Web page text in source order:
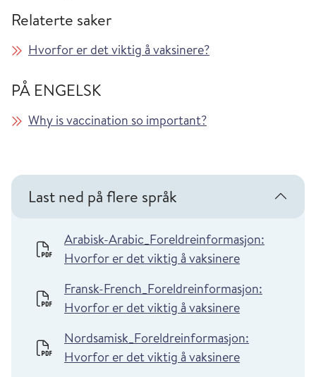
Relaterte saker
Hvorfor er det viktig å vaksinere?
PÅ ENGELSK
Why is vaccination so important?
Last ned på flere språk
Arabisk-Arabic_Foreldreinformasjon:
Hvorfor er det viktig å vaksinere
Fransk-French_Foreldreinformasjon:
Hvorfor er det viktig å vaksinere
Nordsamisk_Foreldreinformasjon:
Hvorfor er det viktig å vaksinere